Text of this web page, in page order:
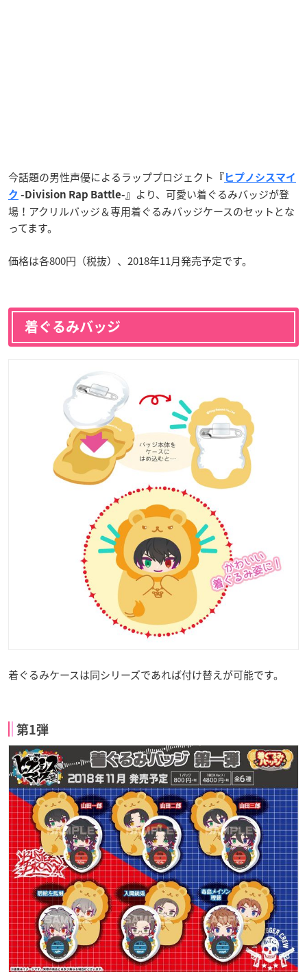
今話題の男性声優によるラッププロジェクト 『 ヒプノシスマイ
ク -Division Rap Battle-』
より、可愛い着ぐるみバッジが登
場！アクリルバッジ＆専用着ぐるみバッジケースのセットとな
ってます。
価格は各800円（税抜）、2018年11月発売予定です。
着ぐるみバッジ
着ぐるみケースは同シリーズであれば付け替えが可能です。
第1弾